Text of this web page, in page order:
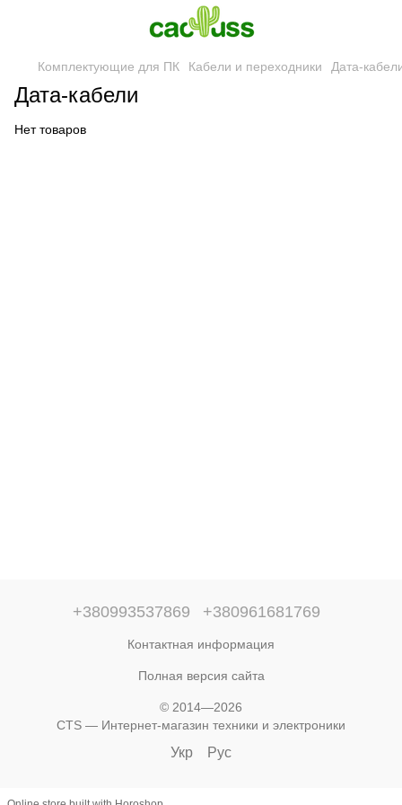
Комплектующие для ПК Кабели и переходники Дата-
Дата-кабели
Нет товаров
+380993537869 +380961681769
Контактная информация
Полная версия сайта
© 2014—2026
CTS — Интернет-магазин техники и электроники
Укр Рус